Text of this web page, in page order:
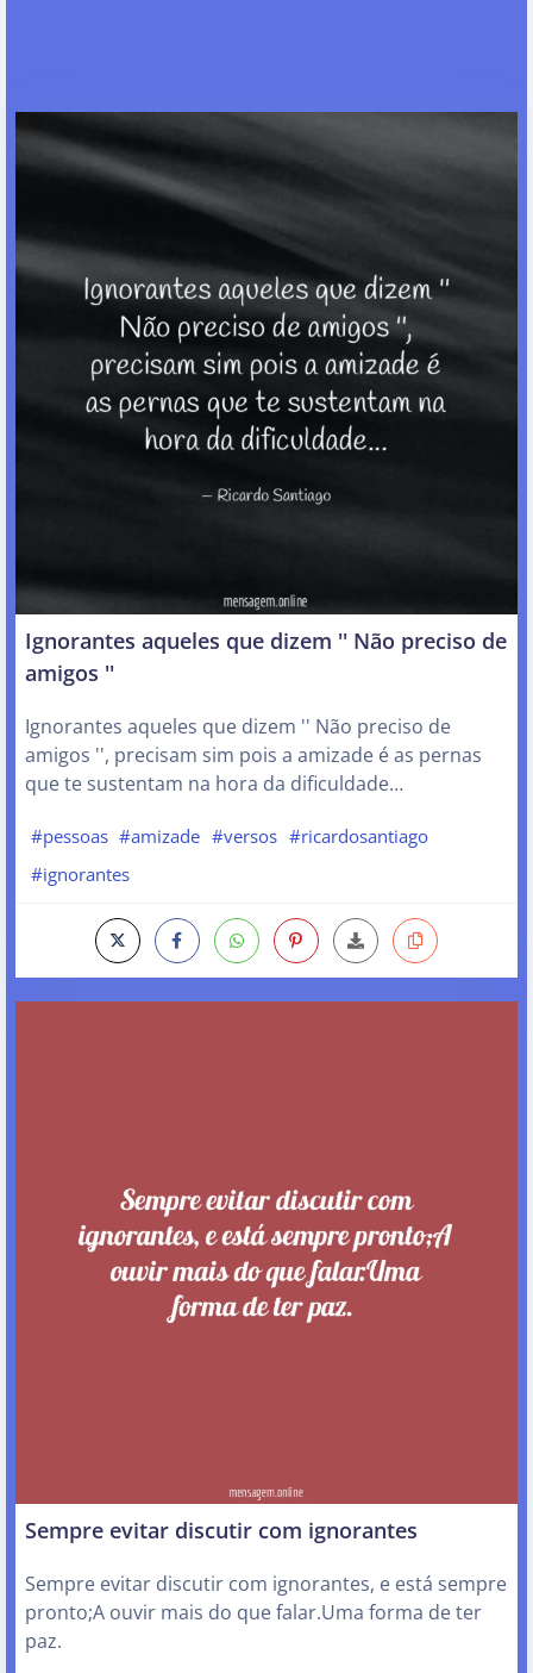
Ignorantes aqueles que dizem '' Não preciso de
amigos ''
Ignorantes aqueles que dizem '' Não preciso de
amigos '', precisam sim pois a amizade é as pernas
que te sustentam na hora da dificuldade…
#pessoas #amizade #versos #ricardosantiago
#ignorantes
Sempre evitar discutir com ignorantes
Sempre evitar discutir com ignorantes, e está sempre
pronto;A ouvir mais do que falar.Uma forma de ter
paz.